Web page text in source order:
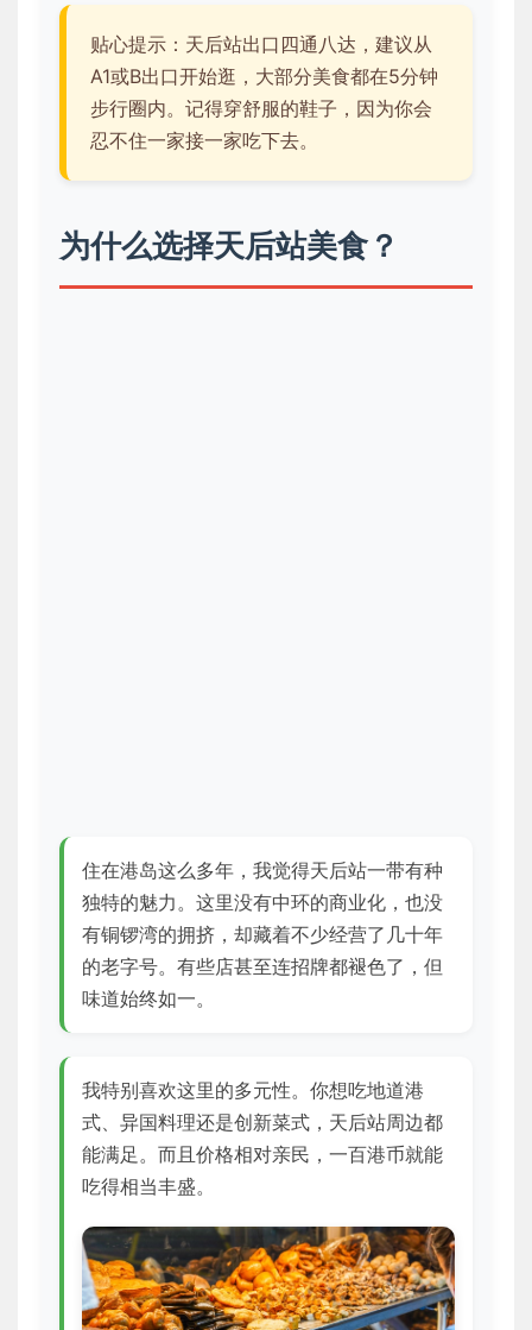
贴心提示：天后站出口四通八达，建议从
A1或B出口开始逛，大部分美食都在5分钟
步行圈内。记得穿舒服的鞋子，因为你会
忍不住一家接一家吃下去。
为什么选择天后站美食？
住在港岛这么多年，我觉得天后站一带有种
独特的魅力。这里没有中环的商业化，也没
有铜锣湾的拥挤，却藏着不少经营了几十年
的老字号。有些店甚至连招牌都褪色了，但
味道始终如一。
我特别喜欢这里的多元性。你想吃地道港
式、异国料理还是创新菜式，天后站周边都
能满足。而且价格相对亲民，一百港币就能
吃得相当丰盛。